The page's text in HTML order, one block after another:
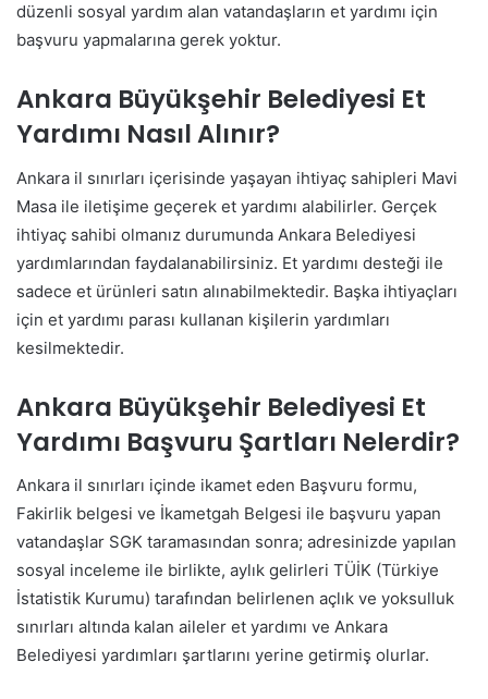
düzenli sosyal yardım alan vatandaşların et yardımı için
başvuru yapmalarına gerek yoktur.
Ankara Büyükşehir Belediyesi Et
Yardımı Nasıl Alınır?
Ankara il sınırları içerisinde yaşayan ihtiyaç sahipleri Mavi
Masa ile iletişime geçerek et yardımı alabilirler. Gerçek
ihtiyaç sahibi olmanız durumunda Ankara Belediyesi
yardımlarından faydalanabilirsiniz. Et yardımı desteği ile
sadece et ürünleri satın alınabilmektedir. Başka ihtiyaçları
için et yardımı parası kullanan kişilerin yardımları
kesilmektedir.
Ankara Büyükşehir Belediyesi Et
Yardımı Başvuru Şartları Nelerdir?
Ankara il sınırları içinde ikamet eden Başvuru formu,
Fakirlik belgesi ve İkametgah Belgesi ile başvuru yapan
vatandaşlar SGK taramasından sonra; adresinizde yapılan
sosyal inceleme ile birlikte, aylık gelirleri TÜİK (Türkiye
İstatistik Kurumu) tarafından belirlenen açlık ve yoksulluk
sınırları altında kalan aileler et yardımı ve Ankara
Belediyesi yardımları şartlarını yerine getirmiş olurlar.